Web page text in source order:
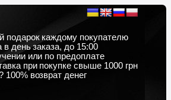
подарок каждому покупателю
в день заказа, до 15:00
или по предоплате
при покупке свыше 1000 грн
100% возврат денег